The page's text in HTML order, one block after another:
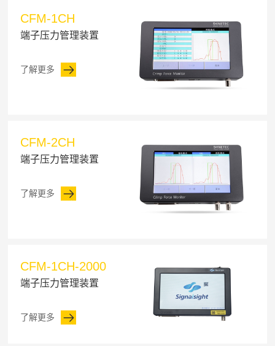
CFM-1CH
端子压力管理装置
了解更多
CFM-2CH
端子压力管理装置
了解更多
CFM-1CH-2000
端子压力管理装置
了解更多